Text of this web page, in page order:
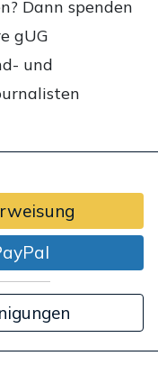
Dann spenden
gUG
und